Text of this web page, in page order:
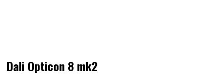
Dali Opticon 8 mk2